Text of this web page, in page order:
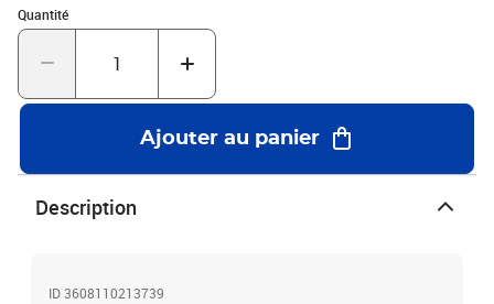
vous dégusterez un petit-déjeuner Buffet en admirant la mer : le
plein de vitamines pour votre corps et votre moral ! L’air marin des
alentours sera un vrai boost de bonheur et toutes les richesses de
vieille ville, découvrez son histoire, contemplez sa cathédrale ou
promenez-vous sur la plage avant de faire trempette dans la
Manche, les possibilités sont nombreuses !Escapade bien-être 5* :
2 jours à Saint-Malo avec accès libre à l'espace détente
Quantité
Quantité : 1
Ajouter au panier
Description
ID 3608110213739